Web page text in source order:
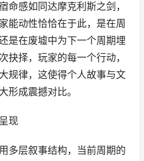
命感如同达摩克利斯之剑，
能动性恰恰在于此，是在周
是在废墟中为下一个周期埋
抉择，玩家的每一个行动，
规律，这使得个人故事与文
形成震撼对比。
现
多层叙事结构，当前周期的